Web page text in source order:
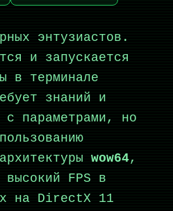
энтузиастов.
и запускается
в терминале
знаний и
с параметрами, но
wow64,
высокий FPS в
на DirectX 11